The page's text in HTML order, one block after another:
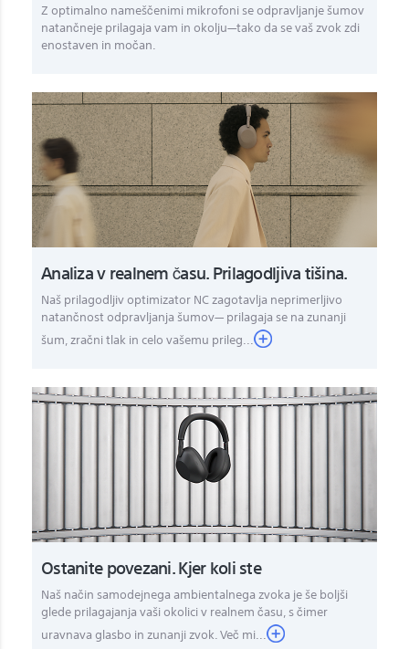
Z optimalno nameščenimi mikrofoni se odpravljanje šumov
natančneje prilagaja vam in okolju—tako da se vaš zvok zdi
enostaven in močan.
Analiza v realnem času. Prilagodljiva tišina.
Naš prilagodljiv optimizator NC zagotavlja neprimerljivo
natančnost odpravljanja šumov— prilagaja se na zunanji
šum, zračni tlak in celo vašemu prileg...
Ostanite povezani. Kjer koli ste
Naš način samodejnega ambientalnega zvoka je še boljši
glede prilagajanja vaši okolici v realnem času, s čimer
uravnava glasbo in zunanji zvok. Več mi...